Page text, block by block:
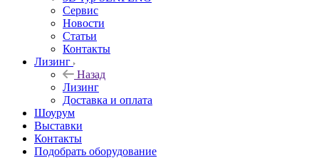
Сервис
Новости
Статьи
Контакты
Лизинг
Назад
Лизинг
Доставка и оплата
Шоурум
Выставки
Контакты
Подобрать оборудование